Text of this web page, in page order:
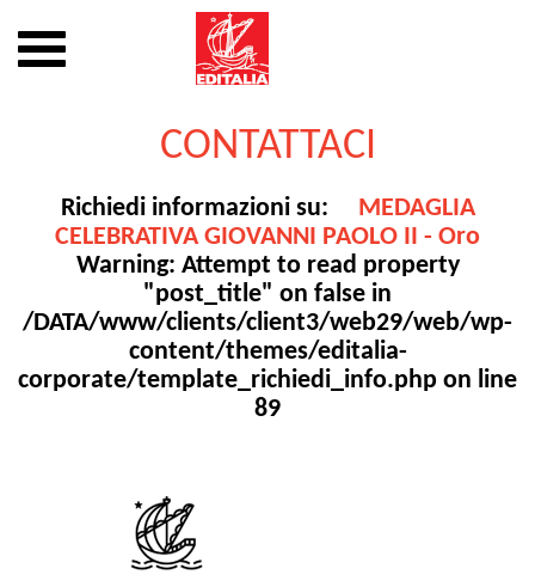
Mostra
o
CONTATTACI
Richiedi informazioni su:
MEDAGLIA
CELEBRATIVA GIOVANNI PAOLO II - Oro
Warning: Attempt to read property
"post_title" on false in
/DATA/www/clients/client3/web29/web/wp-
content/themes/editalia-
corporate/template_richiedi_info.php on line
89